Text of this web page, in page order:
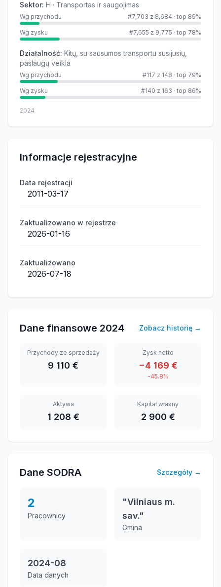
Sektor: H · Transportas ir saugojimas
Wg przychodu #7,703 z 8,684 · top 89%
Wg zysku #7,655 z 9,775 · top 78%
Działalność: Kitų, su sausumos transportu susijusių,
paslaugų veikla
Wg przychodu #117 z 148 · top 79%
Wg zysku #140 z 163 · top 86%
2024
Informacje rejestracyjne
Data rejestracji
2011-03-17
Zaktualizowano w rejestrze
2026-01-16
Zaktualizowano
2026-07-18
Dane finansowe 2024 Zobacz historię →
Przychody ze sprzedaży
9 110 €
Zysk netto
−4 169 €
-45.8%
Aktywa
1 208 €
Kapitał własny
2 900 €
Dane SODRA Szczegóły →
2
Pracownicy
"Vilniaus m.
sav."
Gmina
2024-08
Data danych